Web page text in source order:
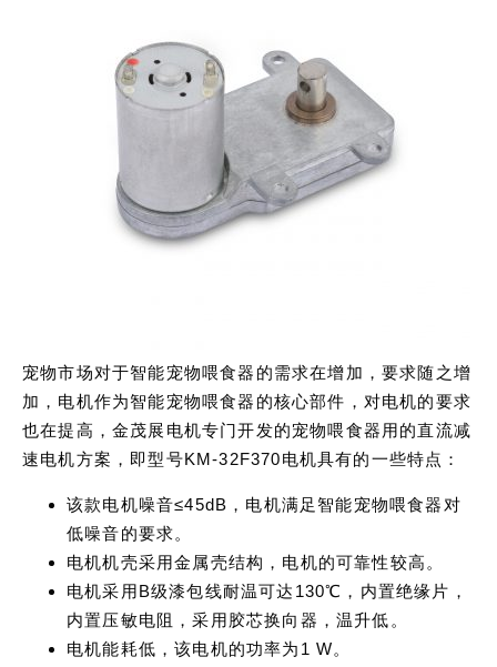
宠物市场对于智能宠物喂食器的需求在增加，要求随之增
加，电机作为智能宠物喂食器的核心部件，对电机的要求
也在提高，金茂展电机专门开发的宠物喂食器用的直流减
速电机方案，即型号KM-32F370电机具有的一些特点：
该款电机噪音≤45dB，电机满足智能宠物喂食器对
低噪音的要求。
电机机壳采用金属壳结构，电机的可靠性较高。
电机采用B级漆包线耐温可达130℃，内置绝缘片，
内置压敏电阻，采用胶芯换向器，温升低。
电机能耗低，该电机的功率为1 W。